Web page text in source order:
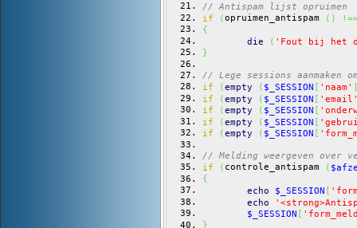
// Antispam lijst opruimen
if
(opruimen_antispam ( )
{
die
( 'Fout bij het
}
// Lege sessions aanmaken
if
(empty ( $_SESSION [ 'naam'
if
(empty ( $_SESSION [
if
(empty ( $_SESSION [
if
(empty ( $_SESSION [
if
(empty ( $_SESSION [
// Melding weergeven over
if
( controle_antispam (
{
echo
$_SESSION [
echo
$_SESSION [
}